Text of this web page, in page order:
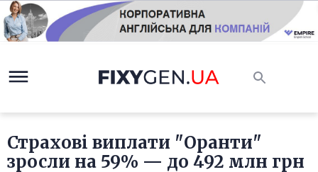
Страхові виплати "Оранти"
зросли на 59% — до 492 млн грн